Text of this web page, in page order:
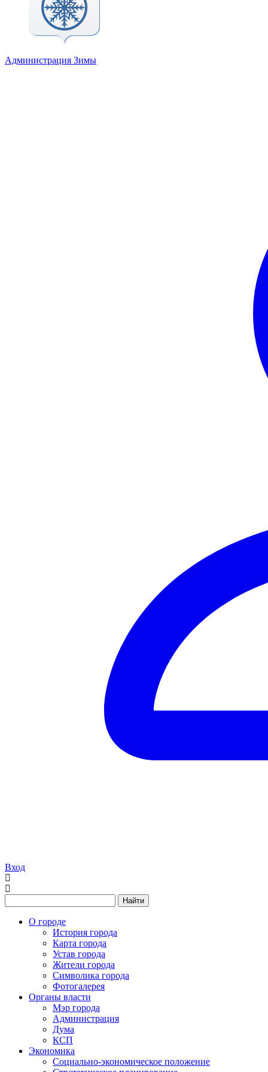
Администрация Зимы
Вход
Найти
О городе
История города
Карта города
Устав города
Жители города
Символика города
Фотогалерея
Органы власти
Мэр города
Администрация
Дума
КСП
Экономика
Социально-экономическое положение